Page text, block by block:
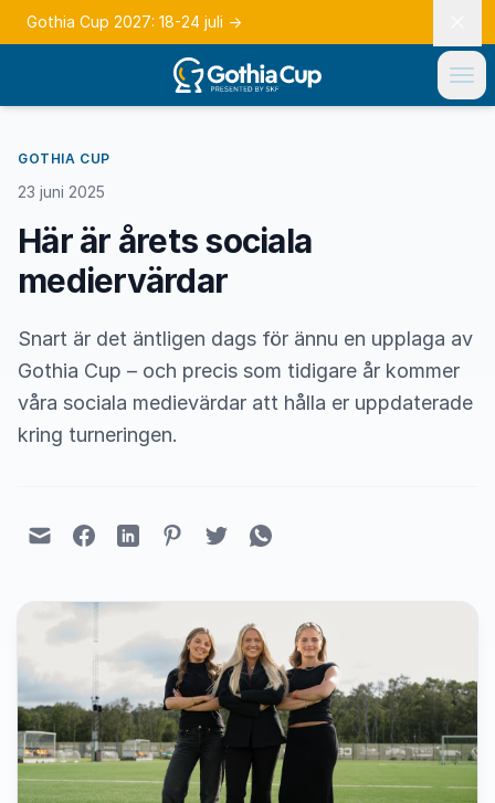
Gothia Cup 2027: 18-24 juli →
GOTHIA CUP
23 juni 2025
Här är årets sociala
mediervärdar
Snart är det äntligen dags för ännu en upplaga av
Gothia Cup – och precis som tidigare år kommer
våra sociala medievärdar att hålla er uppdaterade
kring turneringen.